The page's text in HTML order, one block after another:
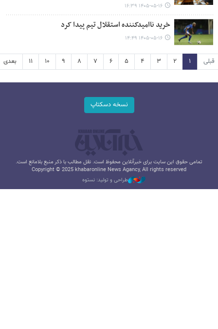
۱۴۰۵-۰۵-۱۶ ۱۶:۳۹
خرید ناامیدکننده استقلال تیم پیدا کرد
۱۴۰۵-۰۵-۱۶ ۱۴:۴۹
قبلی ۱ ۲ ۳ ۴ ۵ ۶ ۷ ۸ ۹ ۱۰ ۱۱ بعدی
نسخه دسکتاپ
تمامی حقوق این سایت برای خبرآنلاین محفوظ است. نقل مطالب با ذکر منبع بلامانع است.
Copyright © 2025 khabaronline News Agancy, All rights reserved
طراحی و تولید: نستوه